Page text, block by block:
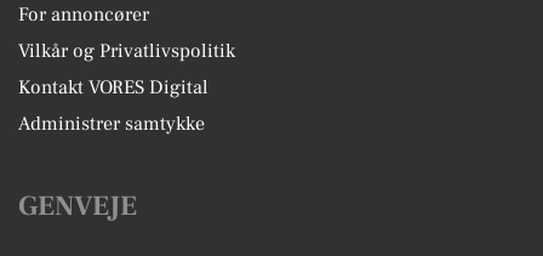
For annoncører
Vilkår og Privatlivspolitik
Kontakt VORES Digital
Administrer samtykke
GENVEJE